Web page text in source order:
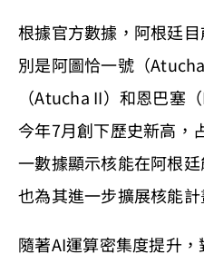
根據官方數據，阿根廷
別是阿圖恰一號（
（Atucha II）和恩巴塞
今年7月創下歷史新高，
一數據顯示核能在阿根
也為其進一步擴展核能計
隨著AI運算密集度提升